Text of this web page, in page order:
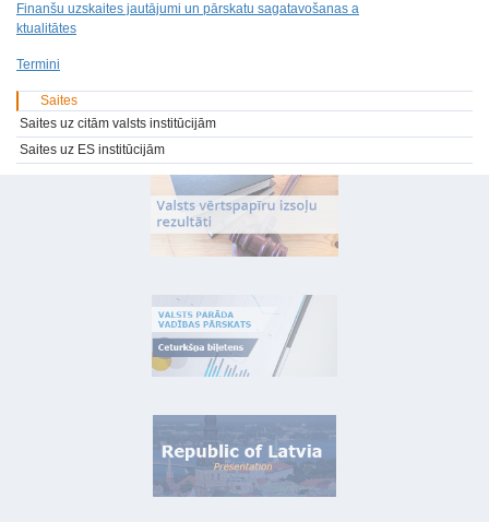
Finanšu uzskaites jautājumi un pārskatu sagatavošanas a
ktualitātes
Termini
Saites
Saites uz citām valsts institūcijām
Saites uz ES institūcijām